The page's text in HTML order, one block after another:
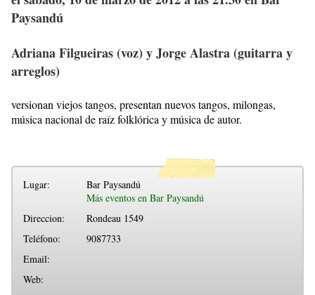
Paysandú
Adriana Filgueiras (voz) y Jorge Alastra (guitarra y
arreglos)
versionan viejos tangos, presentan nuevos tangos, milongas,
música nacional de raíz folklórica y música de autor.
Lugar:
Bar Paysandú
Más eventos en Bar Paysandú
Direccion:
Rondeau 1549
Teléfono:
9087733
Email:
Web: